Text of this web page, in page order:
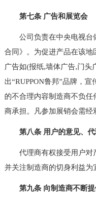
第七条 广告和展览会
公司负责在中央电视台
合同》。为促进产品在该
广告如(报纸,墙体广告,门头
出“RUPPON鲁邦”品牌，
的不合理内容制造商不负
商承担。凡参加展销会需经
第八条 用户的意见、代
代理商有权接受用户对
并关注制造商的切身利益为
第九条 向制造商不断提